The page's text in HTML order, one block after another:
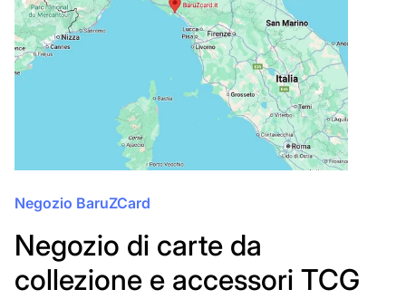
Negozio BaruZCard
Negozio di carte da
collezione e accessori TCG